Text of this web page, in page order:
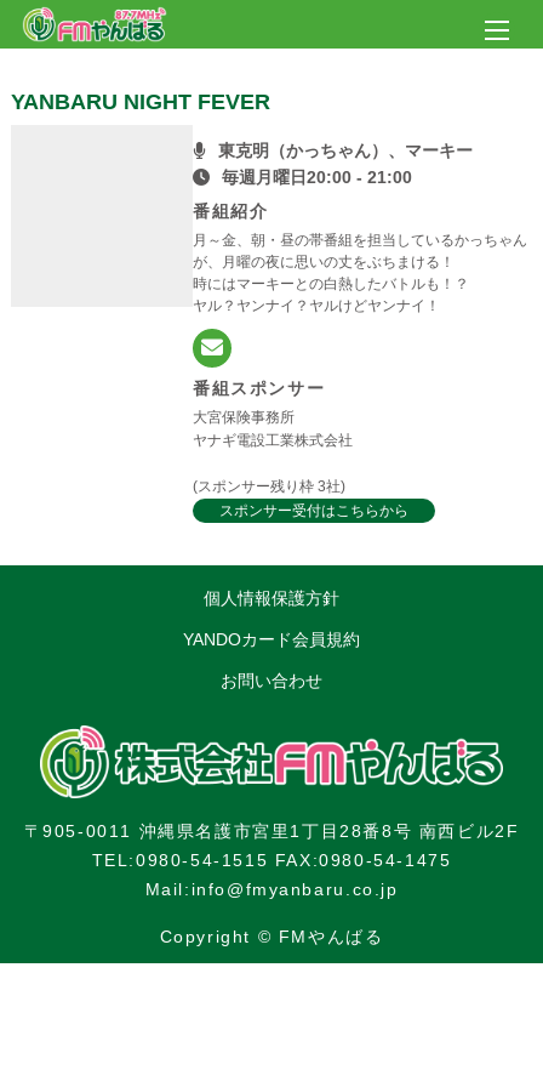
YANBARU NIGHT FEVER
東克明（かっちゃん）、マーキー
毎週月曜日20:00 - 21:00
番組紹介
月～金、朝・昼の帯番組を担当しているかっちゃん
が、月曜の夜に思いの丈をぶちまける！
時にはマーキーとの白熱したバトルも！？
ヤル？ヤンナイ？ヤルけどヤンナイ！
番組スポンサー
大宮保険事務所
ヤナギ電設工業株式会社
(スポンサー残り枠 3社)
スポンサー受付はこちらから
個人情報保護方針
YANDOカード会員規約
お問い合わせ
〒905-0011 沖縄県名護市宮里1丁目28番8号 南西ビル2F
TEL:0980-54-1515 FAX:0980-54-1475
Mail:info@fmyanbaru.co.jp
Copyright © FMやんばる